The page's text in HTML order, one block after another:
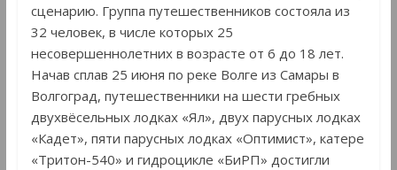
сценарию. Группа путешественников состояла из
32 человек, в числе которых 25
несовершеннолетних в возрасте от 6 до 18 лет.
Начав сплав 25 июня по реке Волге из Самары в
Волгоград, путешественники на шести гребных
двухвёсельных лодках «Ял», двух парусных лодках
«Кадет», пяти парусных лодках «Оптимист», катере
«Тритон-540» и гидроцикле «БиРП» достигли